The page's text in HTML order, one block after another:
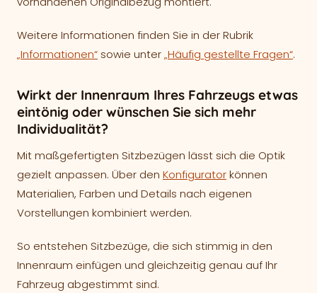
Weitere Informationen finden Sie in der Rubrik
„Informationen“ sowie unter„Häufig gestellte Fragen“.
Wirkt der Innenraum Ihres Fahrzeugs etwas
eintönig oder wünschen Sie sich mehr
Individualität?
Mit maßgefertigten Sitzbezügen lässt sich die Optik
gezielt anpassen. Über den Konfiguratorkönnen
Materialien, Farben und Details nach eigenen
Vorstellungen kombiniert werden.
So entstehen Sitzbezüge, die sich stimmig in den
Innenraum einfügen und gleichzeitig genau auf Ihr
Fahrzeug abgestimmt sind.